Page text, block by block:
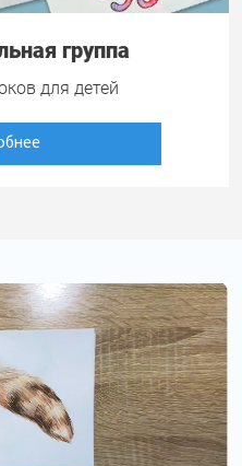
группа
для детей